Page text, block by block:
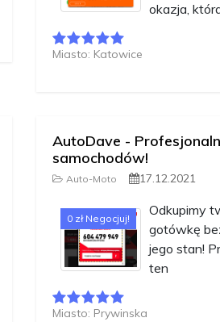
okazja,
Miasto: Katowice
AutoDave -
samochodów!
Auto-Moto 17.12.2021
0 zł Negocjuj!
Odkupimy
gotówkę
jego stan!
ten
Miasto: Prywinska